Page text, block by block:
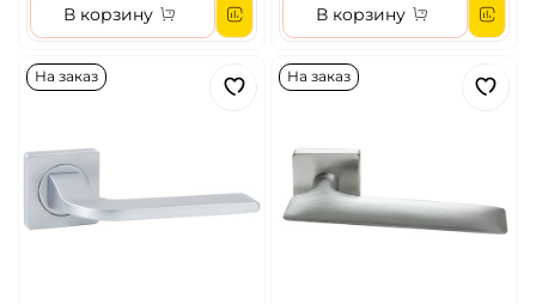
В корзину В корзину
На заказ На заказ